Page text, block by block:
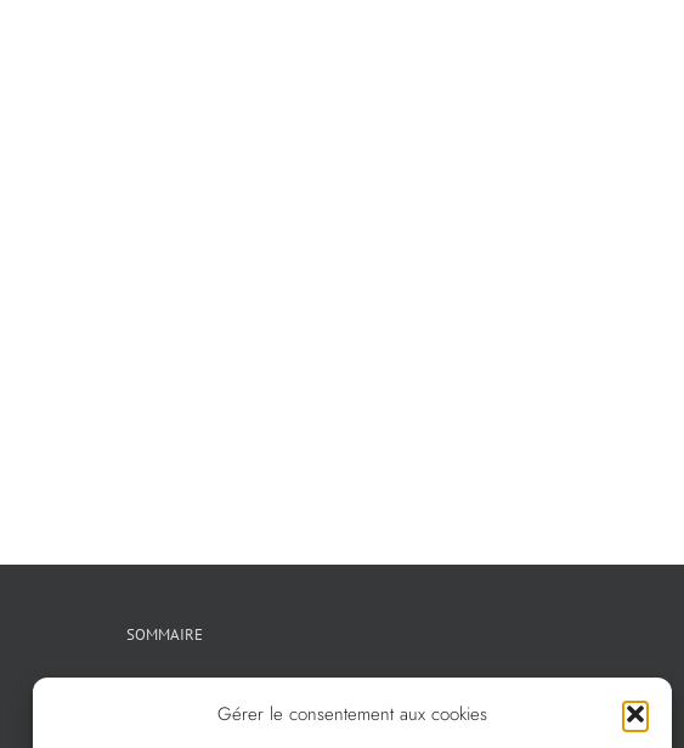
Gérer le consentement aux cookies
SOMMAIRE